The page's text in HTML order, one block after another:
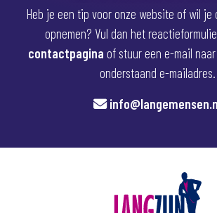
Heb je een tip voor onze website of wil
opnemen? Vul dan het
contactpagina of stuur een e-mail
onderstaand e-mailadres.